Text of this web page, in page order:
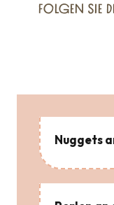
FOLGEN SIE
Nuggets